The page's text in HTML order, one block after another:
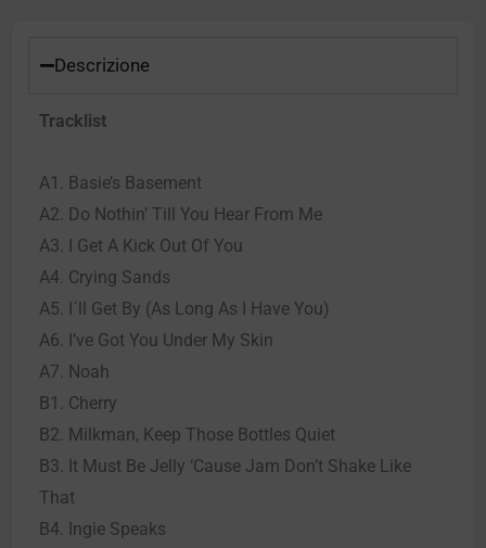
Descrizione
Tracklist
A1. Basie’s Basement
A2. Do Nothin’ Till You Hear From Me
A3. I Get A Kick Out Of You
A4. Crying Sands
A5. I´ll Get By (As Long As I Have You)
A6. I’ve Got You Under My Skin
A7. Noah
B1. Cherry
B2. Milkman, Keep Those Bottles Quiet
B3. It Must Be Jelly ‘Cause Jam Don’t Shake Like
That
B4. Ingie Speaks